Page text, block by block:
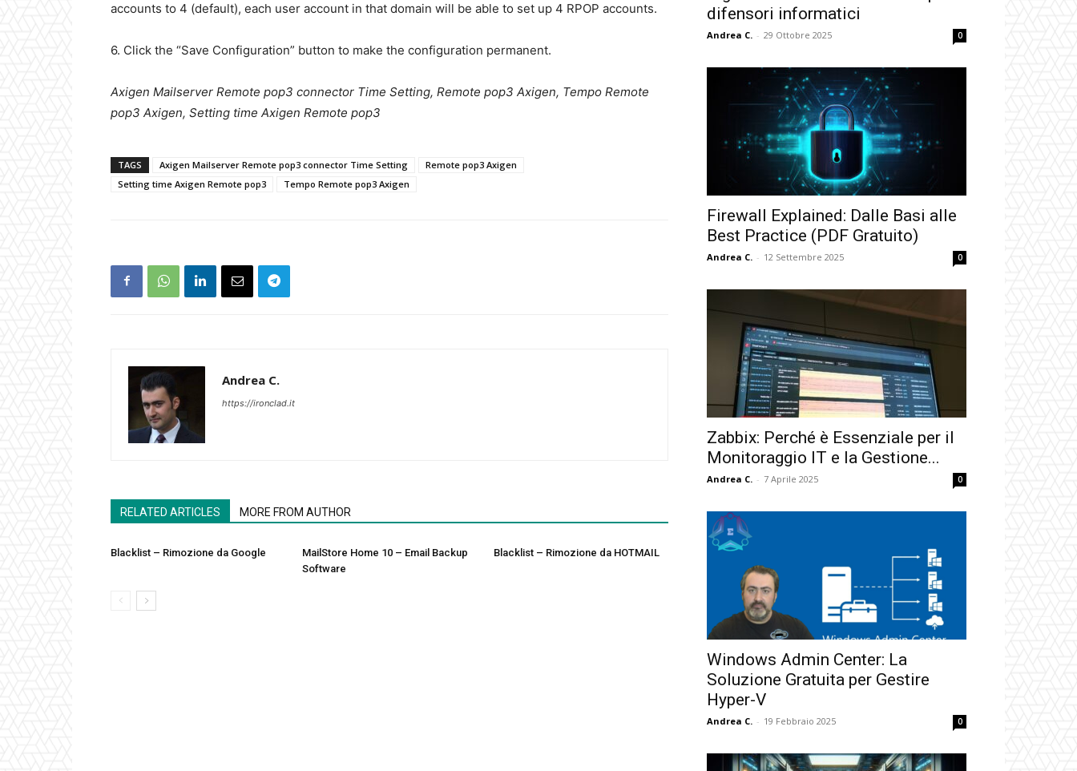
accounts to 4 (default), each user account in that domain will be able to set up 4 RPOP accounts.
6. Click the “Save Configuration” button to make the configuration permanent.
Axigen Mailserver Remote pop3 connector Time Setting, Remote pop3 Axigen, Tempo Remote
pop3 Axigen, Setting time Axigen Remote pop3
TAGS Axigen Mailserver Remote pop3 connector Time Setting
Remote pop3 Axigen
Setting time Axigen Remote pop3
Tempo Remote pop3 Axigen
Andrea C.
https://ironclad.it
RELATED ARTICLES MORE FROM AUTHOR
Blacklist – Rimozione da Google
MailStore Home 10 – Email Backup
Software
Blacklist – Rimozione da HOTMAIL
difensori informatici
Andrea C. - 29 Ottobre 2025 0
Firewall Explained: Dalle Basi alle
Best Practice (PDF Gratuito)
Andrea C. - 12 Settembre 2025 0
Zabbix: Perché è Essenziale per il
Monitoraggio IT e la Gestione...
Andrea C. - 7 Aprile 2025 0
Windows Admin Center: La
Soluzione Gratuita per Gestire
Hyper-V
Andrea C. - 19 Febbraio 2025 0